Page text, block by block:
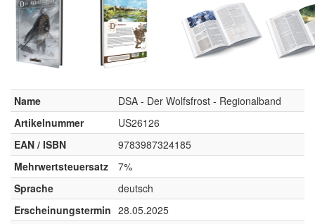
Name
DSA - Der Wolfsfrost - Regionalband
Artikelnummer
US26126
EAN / ISBN
9783987324185
Mehrwertsteuersatz
7%
Sprache
deutsch
Erscheinungstermin 28.05.2025